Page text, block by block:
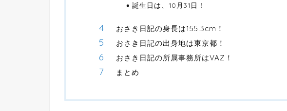
誕生日は、10月31日！
おさき日記の身長は155.3cm！
おさき日記の出身地は東京都！
おさき日記の所属事務所はVAZ！
まとめ